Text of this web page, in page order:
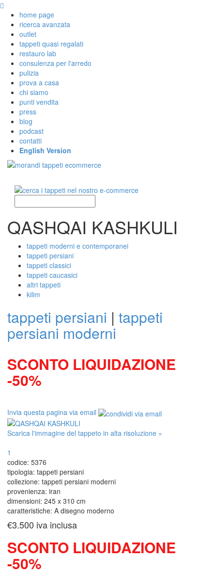
home page
ricerca avanzata
outlet
tappeti quasi regalati
restauro lab
consulenza per l'arredo
pulizia
prova a casa
chi siamo
punti vendita
press
blog
podcast
contatti
English Version
QASHQAI KASHKULI
tappeti moderni e contemporanei
tappeti persiani
tappeti classici
tappeti caucasici
altri tappeti
kilim
tappeti persiani | tappeti
persiani moderni
SCONTO LIQUIDAZIONE
-50%
Invia questa pagina via email
Scarica l'immagine del tappeto in alta risoluzione »
1
codice: 5376
tipologia: tappeti persiani
collezione: tappeti persiani moderni
provenienza: iran
dimensioni: 245 x 310 cm
caratteristiche: A disegno moderno
€3.500 iva inclusa
SCONTO LIQUIDAZIONE
-50%